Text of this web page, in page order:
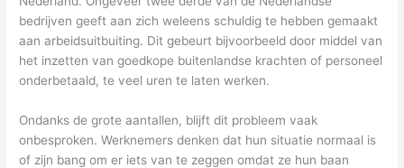
bedrijven geeft aan zich weleens schuldig te hebben gemaakt
aan arbeidsuitbuiting. Dit gebeurt bijvoorbeeld door middel van
het inzetten van goedkope buitenlandse krachten of personeel
onderbetaald, te veel uren te laten werken.
Ondanks de grote aantallen, blijft dit probleem vaak
onbesproken. Werknemers denken dat hun situatie normaal is
of zijn bang om er iets van te zeggen omdat ze hun baan